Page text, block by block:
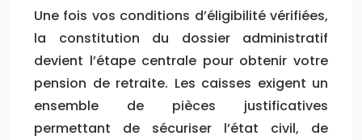
Une fois vos conditions d’éligibilité vérifiées,
la constitution du dossier administratif
devient l’étape centrale pour obtenir votre
pension de retraite. Les caisses exigent un
ensemble de pièces justificatives
permettant de sécuriser l’état civil, de